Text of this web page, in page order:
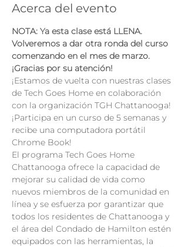
Acerca del evento
NOTA: Ya esta clase está LLENA.
Volveremos a dar otra ronda del curso
comenzando en el mes de marzo.
¡Gracias por su atención!
¡Estamos de vuelta con nuestras clases
de Tech Goes Home en colaboración
con la organización TGH Chattanooga!
¡Participa en un curso de 5 semanas y
recibe una computadora portátil
Chrome Book!
El programa Tech Goes Home
Chattanooga ofrece la capacidad de
mejorar su calidad de vida como
nuevos miembros de la comunidad en
línea y se esfuerza por garantizar que
todos los residentes de Chattanooga y
el área del Condado de Hamilton estén
equipados con las herramientas, la